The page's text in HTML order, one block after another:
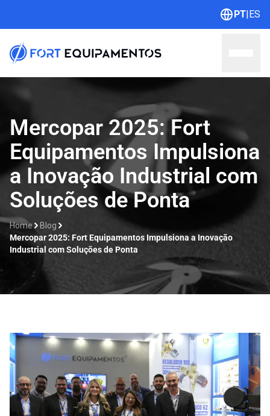
PT|ES
Home
Sobre nós
Linhas
Outlet
Contato
Catálogos
Blog
Mercopar 2025: Fort
Equipamentos Impulsiona
a Inovação Industrial com
Soluções de Ponta
Home
Blog
Mercopar 2025: Fort Equipamentos Impulsiona a Inovação
Industrial com Soluções de Ponta